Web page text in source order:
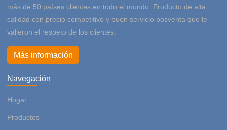
más de 50 países clientes en todo el mundo. Producto de alta
calidad con precio competitivo y buen servicio posventa que le
valieron el respeto de los clientes.
Más información
Navegación
Hogar
Productos